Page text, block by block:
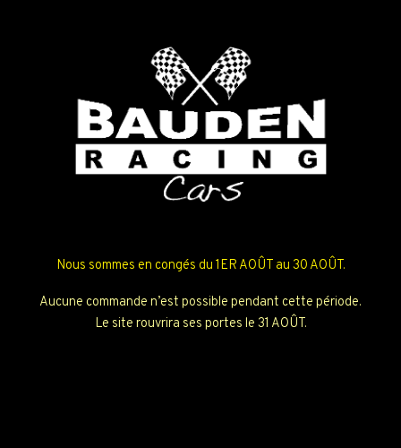
Nous sommes en congés du 1ER AOÛT au 30 AOÛT.
Aucune commande n’est possible pendant cette période.
Le site rouvrira ses portes le 31 AOÛT.